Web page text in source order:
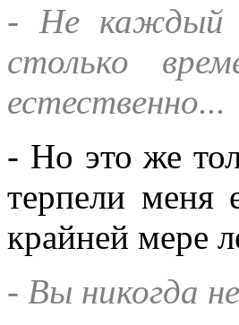
- Не каждый
столько
естественно...
- Но это же
терпели меня
крайней мере
- Вы никогда